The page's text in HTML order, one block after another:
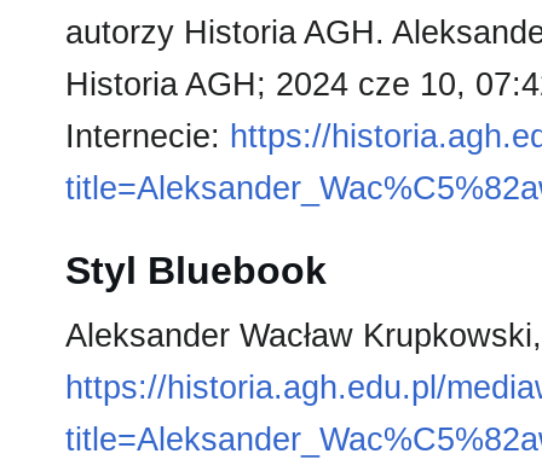
autorzy Historia AGH.
Historia AGH; 2024 cze 10,
Internecie: https://
Styl Bluebook
Aleksander Wacław Krupkowski,
https://historia.agh.edu.pl/